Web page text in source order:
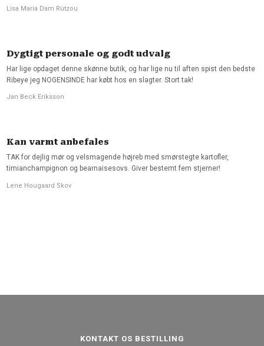
Lisa Maria Dam Rützou​
Dygtigt personale og godt udvalg
Har lige opdaget denne skønne butik, og har lige nu til aften spist den bedste
Ribeye jeg NOGENSINDE har købt hos en slagter. Stort tak!
Jan Beck Eriksson
Kan varmt anbefales
TAK for dejlig mør og velsmagende højreb med smørstegte kartofler,
timianchampignon og bearnaisesovs. Giver bestemt fem stjerner!
Lene Hougaard Skov
KONTAKT OS BESTILLING